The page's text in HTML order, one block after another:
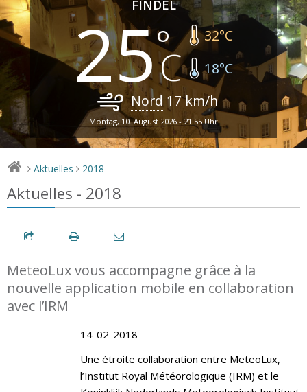
FINDEL
25 32°C
18°C
Nord 17km/h
Montag, 10. August 2026 - 21:55 Uhr
> Aktuelles > 2018
Aktuelles - 2018
MeteoLux vous accompagne grâce à la
nouvelle application mobile en collaboration
avec l’IRM
14-02-2018
Une étroite collaboration entre MeteoLux,
l’Institut Royal Météorologique (IRM) et le